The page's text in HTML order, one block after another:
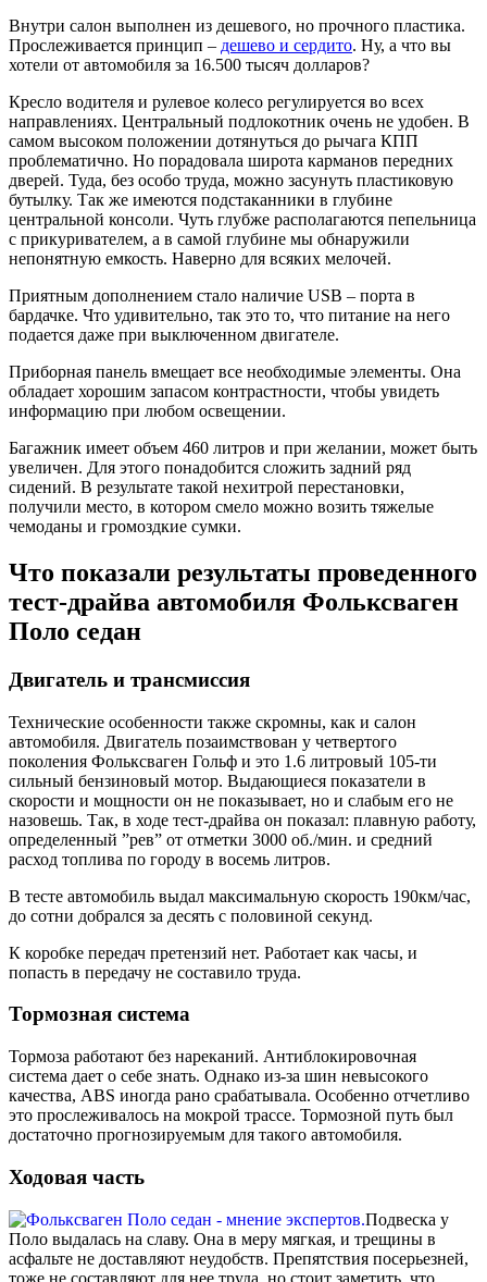
Внутри салон выполнен из дешевого, но прочного пластика.
Прослеживается принцип – дешево и сердито. Ну, а что вы
хотели от автомобиля за 16.500 тысяч долларов?
Кресло водителя и рулевое колесо регулируется во всех
направлениях. Центральный подлокотник очень не удобен. В
самом высоком положении дотянуться до рычага КПП
проблематично. Но порадовала широта карманов передних
дверей. Туда, без особо труда, можно засунуть пластиковую
бутылку. Так же имеются подстаканники в глубине
центральной консоли. Чуть глубже располагаются пепельница
с прикуривателем, а в самой глубине мы обнаружили
непонятную емкость. Наверно для всяких мелочей.
Приятным дополнением стало наличие USB – порта в
бардачке. Что удивительно, так это то, что питание на него
подается даже при выключенном двигателе.
Приборная панель вмещает все необходимые элементы. Она
обладает хорошим запасом контрастности, чтобы увидеть
информацию при любом освещении.
Багажник имеет объем 460 литров и при желании, может быть
увеличен. Для этого понадобится сложить задний ряд
сидений. В результате такой нехитрой перестановки,
получили место, в котором смело можно возить тяжелые
чемоданы и громоздкие сумки.
Что показали результаты проведенного
тест-драйва автомобиля Фольксваген
Поло седан
Двигатель и трансмиссия
Технические особенности также скромны, как и салон
автомобиля. Двигатель позаимствован у четвертого
поколения Фольксваген Гольф и это 1.6 литровый 105-ти
сильный бензиновый мотор. Выдающиеся показатели в
скорости и мощности он не показывает, но и слабым его не
назовешь. Так, в ходе тест-драйва он показал: плавную работу,
определенный ”рев” от отметки 3000 об./мин. и средний
расход топлива по городу в восемь литров.
В тесте автомобиль выдал максимальную скорость 190км/час,
до сотни добрался за десять с половиной секунд.
К коробке передач претензий нет. Работает как часы, и
попасть в передачу не составило труда.
Тормозная система
Тормоза работают без нареканий. Антиблокировочная
система дает о себе знать. Однако из-за шин невысокого
качества, ABS иногда рано срабатывала. Особенно отчетливо
это прослеживалось на мокрой трассе. Тормозной путь был
достаточно прогнозируемым для такого автомобиля.
Ходовая часть
Подвеска у
Поло выдалась на славу. Она в меру мягкая, и трещины в
асфальте не доставляют неудобств. Препятствия посерьезней,
тоже не составляют для нее труда, но стоит заметить, что